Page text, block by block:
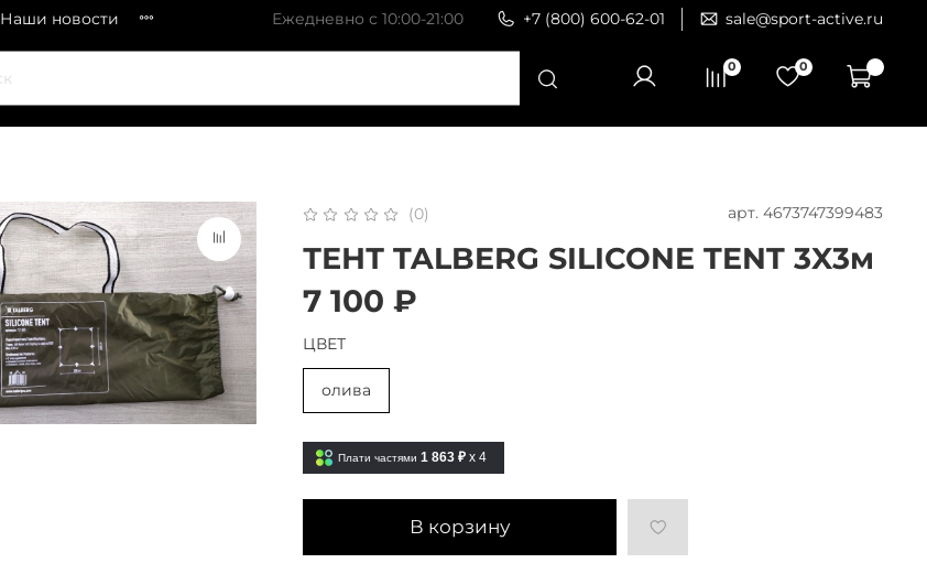
Наши новости Ежедневно с 10:00-21:00 +7 (800) 600-62-01 sale@sport-active.ru
0 0
(0) арт. 4673747399483
ТЕНТ TALBERG SILICONE TENT 3X3м
7 100 ₽
Плати частями 1 863 ₽ x 4
В корзину
ЦВЕТ
олива